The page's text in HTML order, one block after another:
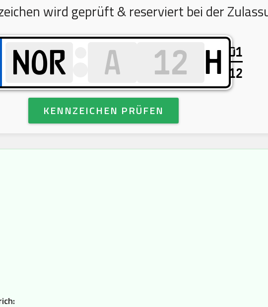
wird geprüft & reserviert bei der
H
01
12
KENNZEICHEN PRÜFEN